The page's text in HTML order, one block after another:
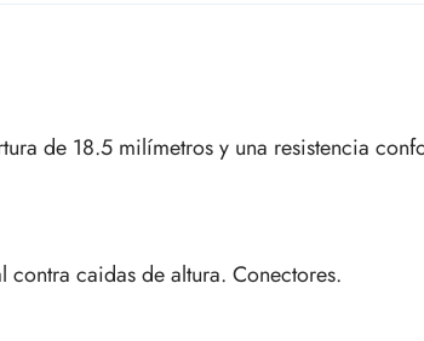
de 18.5 milímetros y una resistencia
caidas de altura. Conectores.